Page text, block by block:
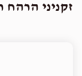
זקניני הרהח